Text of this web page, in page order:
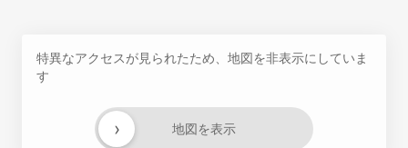
特異なアクセスが見られたため、地図を非表示にしていま
す
地図を表示
›